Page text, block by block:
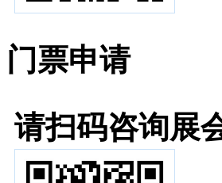
门票申请
请扫码咨询展